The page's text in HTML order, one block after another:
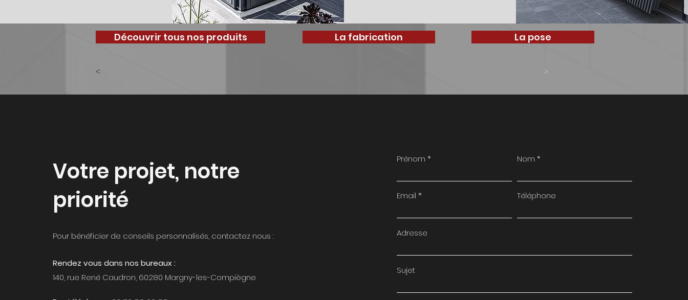
Découvrir tous nos produits La fabrication La pose
< >
Votre projet, notre
priorité
Pour bénéficier de conseils personnalisés, contactez nous :
Rendez vous dans nos bureaux :
140, rue René Caudron, 60280 Margny-les-Compiègne
Prénom Nom
Email Téléphone
Adresse
Sujet